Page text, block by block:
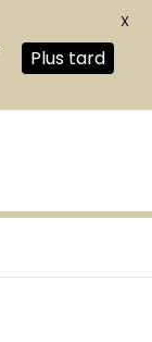
Plus tard
X